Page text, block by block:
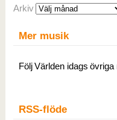
Arkiv
Mer musik
Följ Världen idags
RSS-flöde